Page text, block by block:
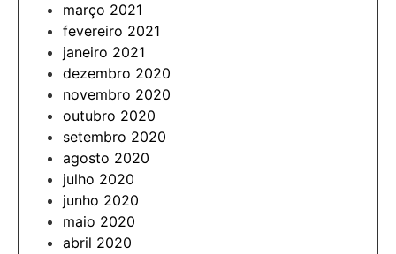
março 2021
fevereiro 2021
janeiro 2021
dezembro 2020
novembro 2020
outubro 2020
setembro 2020
agosto 2020
julho 2020
junho 2020
maio 2020
abril 2020